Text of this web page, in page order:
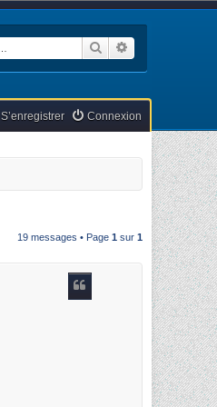
Rechercher
Connexion
S’enregistrer
19 messages • Page 1 sur 1